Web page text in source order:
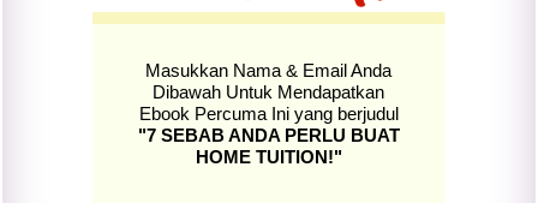
Masukkan Nama & Email Anda
Dibawah Untuk Mendapatkan
Ebook Percuma Ini yang berjudul
"7 SEBAB ANDA PERLU BUAT
HOME TUITION!"